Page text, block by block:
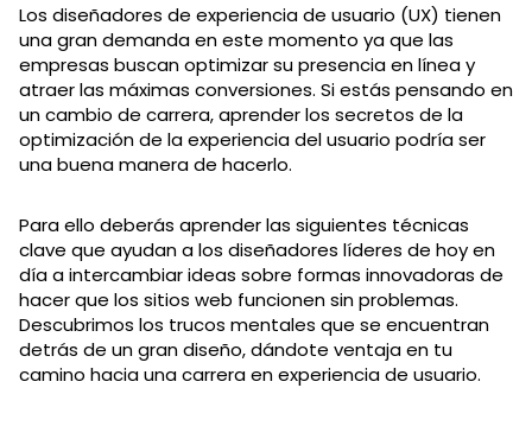
Los diseñadores de experiencia de usuario (UX) tienen
una gran demanda en este momento ya que las
empresas buscan optimizar su presencia en línea y
atraer las máximas conversiones. Si estás pensando en
un cambio de carrera, aprender los secretos de la
optimización de la experiencia del usuario podría ser
una buena manera de hacerlo.
Para ello deberás aprender las siguientes técnicas
clave que ayudan a los diseñadores líderes de hoy en
día a intercambiar ideas sobre formas innovadoras de
hacer que los sitios web funcionen sin problemas.
Descubrimos los trucos mentales que se encuentran
detrás de un gran diseño, dándote ventaja en tu
camino hacia una carrera en experiencia de usuario.